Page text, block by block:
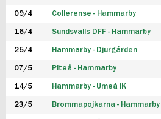
09/4 Collerense - Hammarby
16/4 Sundsvalls DFF - Hammarby
25/4 Hammarby - Djurgården
07/5 Piteå - Hammarby
14/5 Hammarby - Umeå IK
23/5 Brommapojkarna - Hammarby